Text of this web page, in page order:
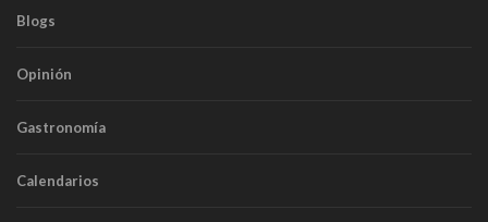
Blogs
Opinión
Gastronomía
Calendarios